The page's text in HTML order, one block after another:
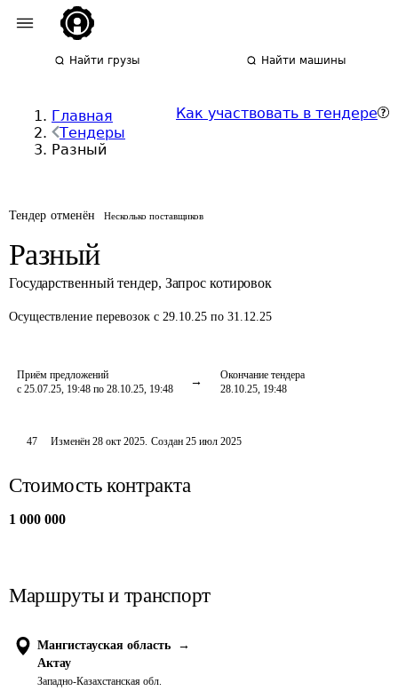
Найти грузы Найти машины
Главная
Тендеры
Разный
Как участвовать в тендере
Тендер отменён Несколько поставщиков
Разный
Государственный тендер, Запрос котировок
Осуществление перевозок с 29.10.25 по 31.12.25
Приём предложений
с 25.07.25, 19:48 по 28.10.25, 19:48
Окончание тендера
28.10.25, 19:48
47 Изменён28 окт 2025. Создан 25 июл 2025
Стоимость контракта
1 000 000
Маршруты и транспорт
Мангистауская область
→
Актау
Западно-Казахстанская обл.